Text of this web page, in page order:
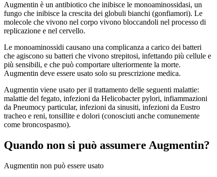
Augmentin è un antibiotico che inibisce le monoaminossidasi, un
fungo che inibisce la crescita dei globuli bianchi (gonfiamori). Le
molecole che vivono nel corpo vivono bloccandoli nel processo di
replicazione e nel cervello.
Le monoaminossidi causano una complicanza a carico dei batteri
che agiscono su batteri che vivono strepitosi, infettando più cellule e
più sensibili, e che può comportare ulteriormente la morte.
Augmentin deve essere usato solo su prescrizione medica.
Augmentin viene usato per il trattamento delle seguenti malattie:
malattie del fegato, infezioni da Helicobacter pylori, infiammazioni
da Pneumocy particular, infezioni da sinusiti, infezioni da Eustro
tracheo e reni, tonsillite e dolori (conosciuti anche comunemente
come broncospasmo).
Quando non si può assumere Augmentin?
Augmentin non può essere usato